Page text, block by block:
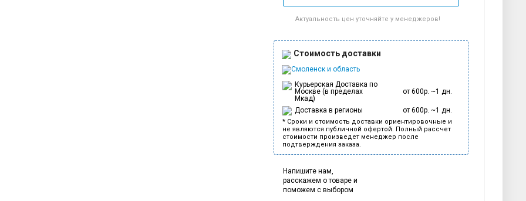
Актуальность цен уточняйте у менеджеров!
Стоимость доставки
Смоленск и область
Курьерская Доставка по
Москве (в пределах
Мкад)
от 600р. ~1 дн.
Доставка в регионы от 600р. ~1 дн.
* Сроки и стоимость доставки ориентировочные и
не являются публичной офертой. Полный рассчет
стоимости произведет менеджер после
подтверждения заказа.
Напишите нам,
расскажем о товаре и
поможем с выбором